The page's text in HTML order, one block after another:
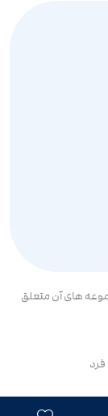
های آن متعلق